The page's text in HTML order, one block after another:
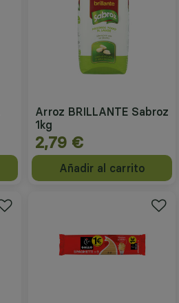
Arroz BRILLANTE Sabroz
1kg
2,79 €
Añadir al carrito